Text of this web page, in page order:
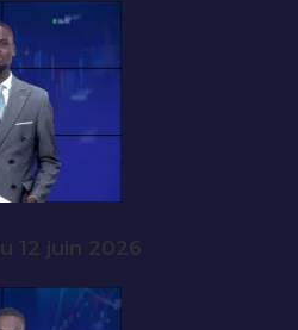
12 juin 2026